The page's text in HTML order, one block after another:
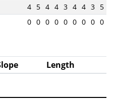
4 5 4 4 3 4 4 3 5
0 0 0 0 0 0 0 0 0
Length